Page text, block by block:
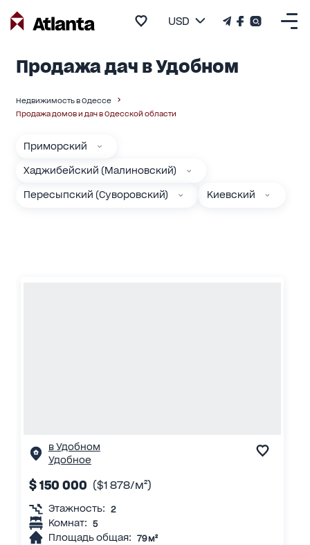
USD
Продажа дач в Удобном
Недвижимость в Одессе
Продажа домов и дач в Одесской области
Приморский
Хаджибейский (Малиновский)
Пересыпский (Суворовский) Киевский
в Удобном
Удобное
$ 150 000 ($1 878/м²)
Этажность: 2
Комнат: 5
Площадь общая: 79 м²